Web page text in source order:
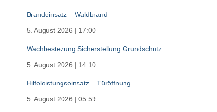
Brandeinsatz – Waldbrand
5. August 2026 | 17:00
Wachbestezung Sicherstellung Grundschutz
5. August 2026 | 14:10
Hilfeleistungseinsatz – Türöffnung
5. August 2026 | 05:59